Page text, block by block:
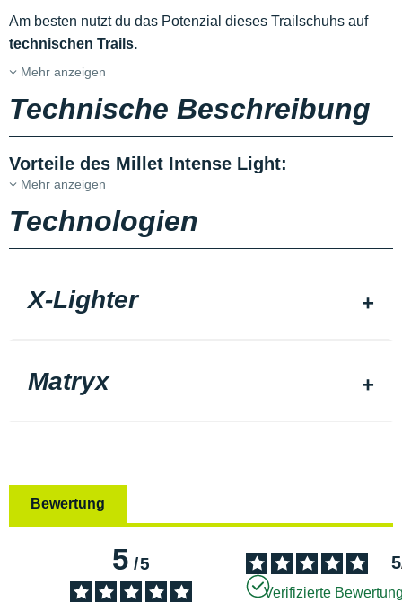
Am besten nutzt du das Potenzial dieses Trailschuhs auf
technischen Trails.
Mehr anzeigen
Technische Beschreibung
Vorteile des Millet Intense Light:
Mehr anzeigen
Technologien
X-Lighter
Matryx
Bewertung
5/5 5
Verifizierte